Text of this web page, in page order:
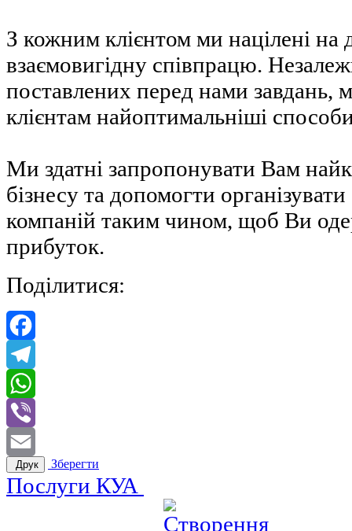
З кожним клієнтом ми націлені на
взаємовигідну співпрацю.
поставлених перед нами
клієнтам найоптимальніші
Ми здатні запропонувати Вам
бізнесу та допомогти
компаній таким чином, щоб Ви
прибуток.
Поділитися:
Facebook
Telegram
WhatsApp
Viber
Email
Друк Зберегти
Послуги КУА